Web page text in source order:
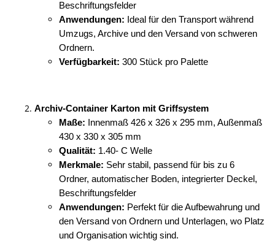
Beschriftungsfelder
Anwendungen: Ideal für den Transport während
Umzugs, Archive und den Versand von schweren
Ordnern.
Verfügbarkeit: 300 Stück pro Palette
Archiv-Container Karton mit Griffsystem
Maße: Innenmaß 426 x 326 x 295 mm, Außenmaß
430 x 330 x 305 mm
Qualität: 1.40- C Welle
Merkmale: Sehr stabil, passend für bis zu 6
Ordner, automatischer Boden, integrierter Deckel,
Beschriftungsfelder
Anwendungen: Perfekt für die Aufbewahrung und
den Versand von Ordnern und Unterlagen, wo Platz
und Organisation wichtig sind.